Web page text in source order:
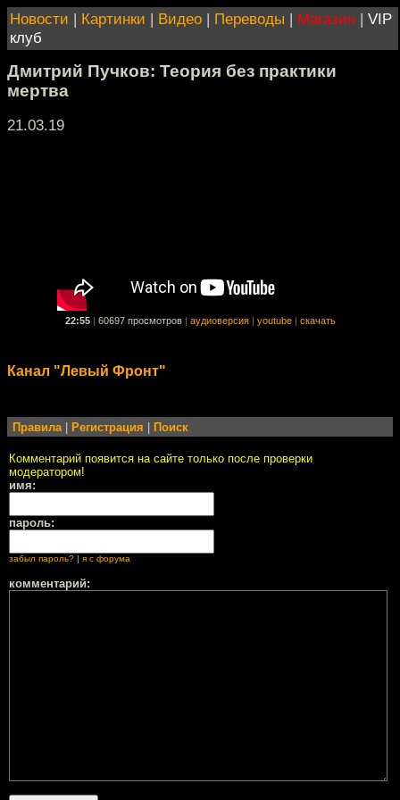
Новости | Картинки | Видео | Переводы | Магазин | VIP
клуб
Дмитрий Пучков: Теория без практики
мертва
21.03.19
22:55 60697 просмотров аудиоверсия youtube скачать
Канал "Левый Фронт"
Правила| Регистрация Поиск
Комментарий появится на сайте только после проверки
модератором!
имя:
пароль:
забыл пароль? я с форума
комментарий: